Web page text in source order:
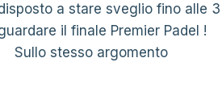
a stare sveglio fino alle
il finale Premier Padel !
Sullo stesso argomento